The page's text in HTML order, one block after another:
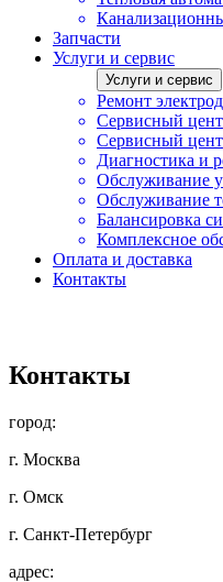
Запчасти
Услуги и сервис
Услуги и сервис
Ремонт
Сервисный
Сервисный
Диагностика и
Обслуживание
Обслуживание
Балансировка
Комплексное
Оплата и доставка
Контакты
Контакты
город:
г. Москва
г. Омск
г. Санкт-Петербург
адрес: